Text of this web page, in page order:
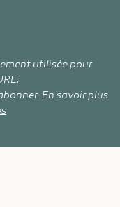
utilisée pour
En savoir plus